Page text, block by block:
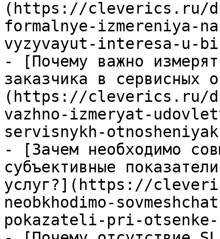
(https://cleverics.ru/
formalnye-izmereniya-
vyzyvayut-interesa-u-
- [Почему важно
заказчика в сервисных
(https://cleverics.ru/
vazhno-izmeryat-
servisnykh-
- [Зачем необходимо
субъективные
услуг?](https://
neobkhodimo-
pokazateli-pri-